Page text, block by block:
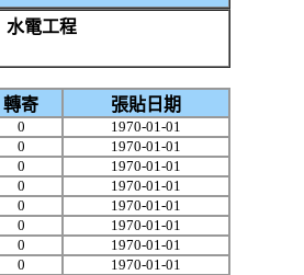
水電工程
轉寄 張貼日期
0
1970-01-01
0
1970-01-01
0
1970-01-01
0
1970-01-01
0
1970-01-01
0
1970-01-01
0
1970-01-01
0
1970-01-01